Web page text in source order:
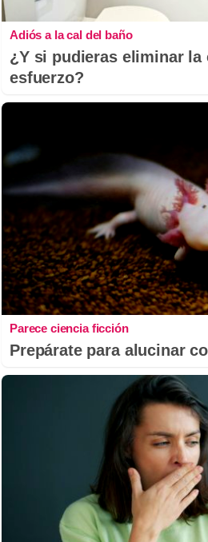
Adiós a la cal del baño
¿Y si pudieras eliminar la
esfuerzo?
Parece ciencia ficción
Prepárate para alucinar